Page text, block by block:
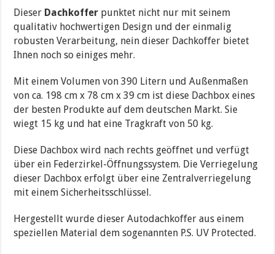
Dieser Dachkoffer punktet nicht nur mit seinem
qualitativ hochwertigen Design und der einmalig
robusten Verarbeitung, nein dieser Dachkoffer bietet
Ihnen noch so einiges mehr.
Mit einem Volumen von 390 Litern und Außenmaßen
von ca. 198 cm x 78 cm x 39 cm ist diese Dachbox eines
der besten Produkte auf dem deutschen Markt. Sie
wiegt 15 kg und hat eine Tragkraft von 50 kg.
Diese Dachbox wird nach rechts geöffnet und verfügt
über ein Federzirkel-Öffnungssystem. Die Verriegelung
dieser Dachbox erfolgt über eine Zentralverriegelung
mit einem Sicherheitsschlüssel.
Hergestellt wurde dieser Autodachkoffer aus einem
speziellen Material dem sogenannten P.S. UV Protected.